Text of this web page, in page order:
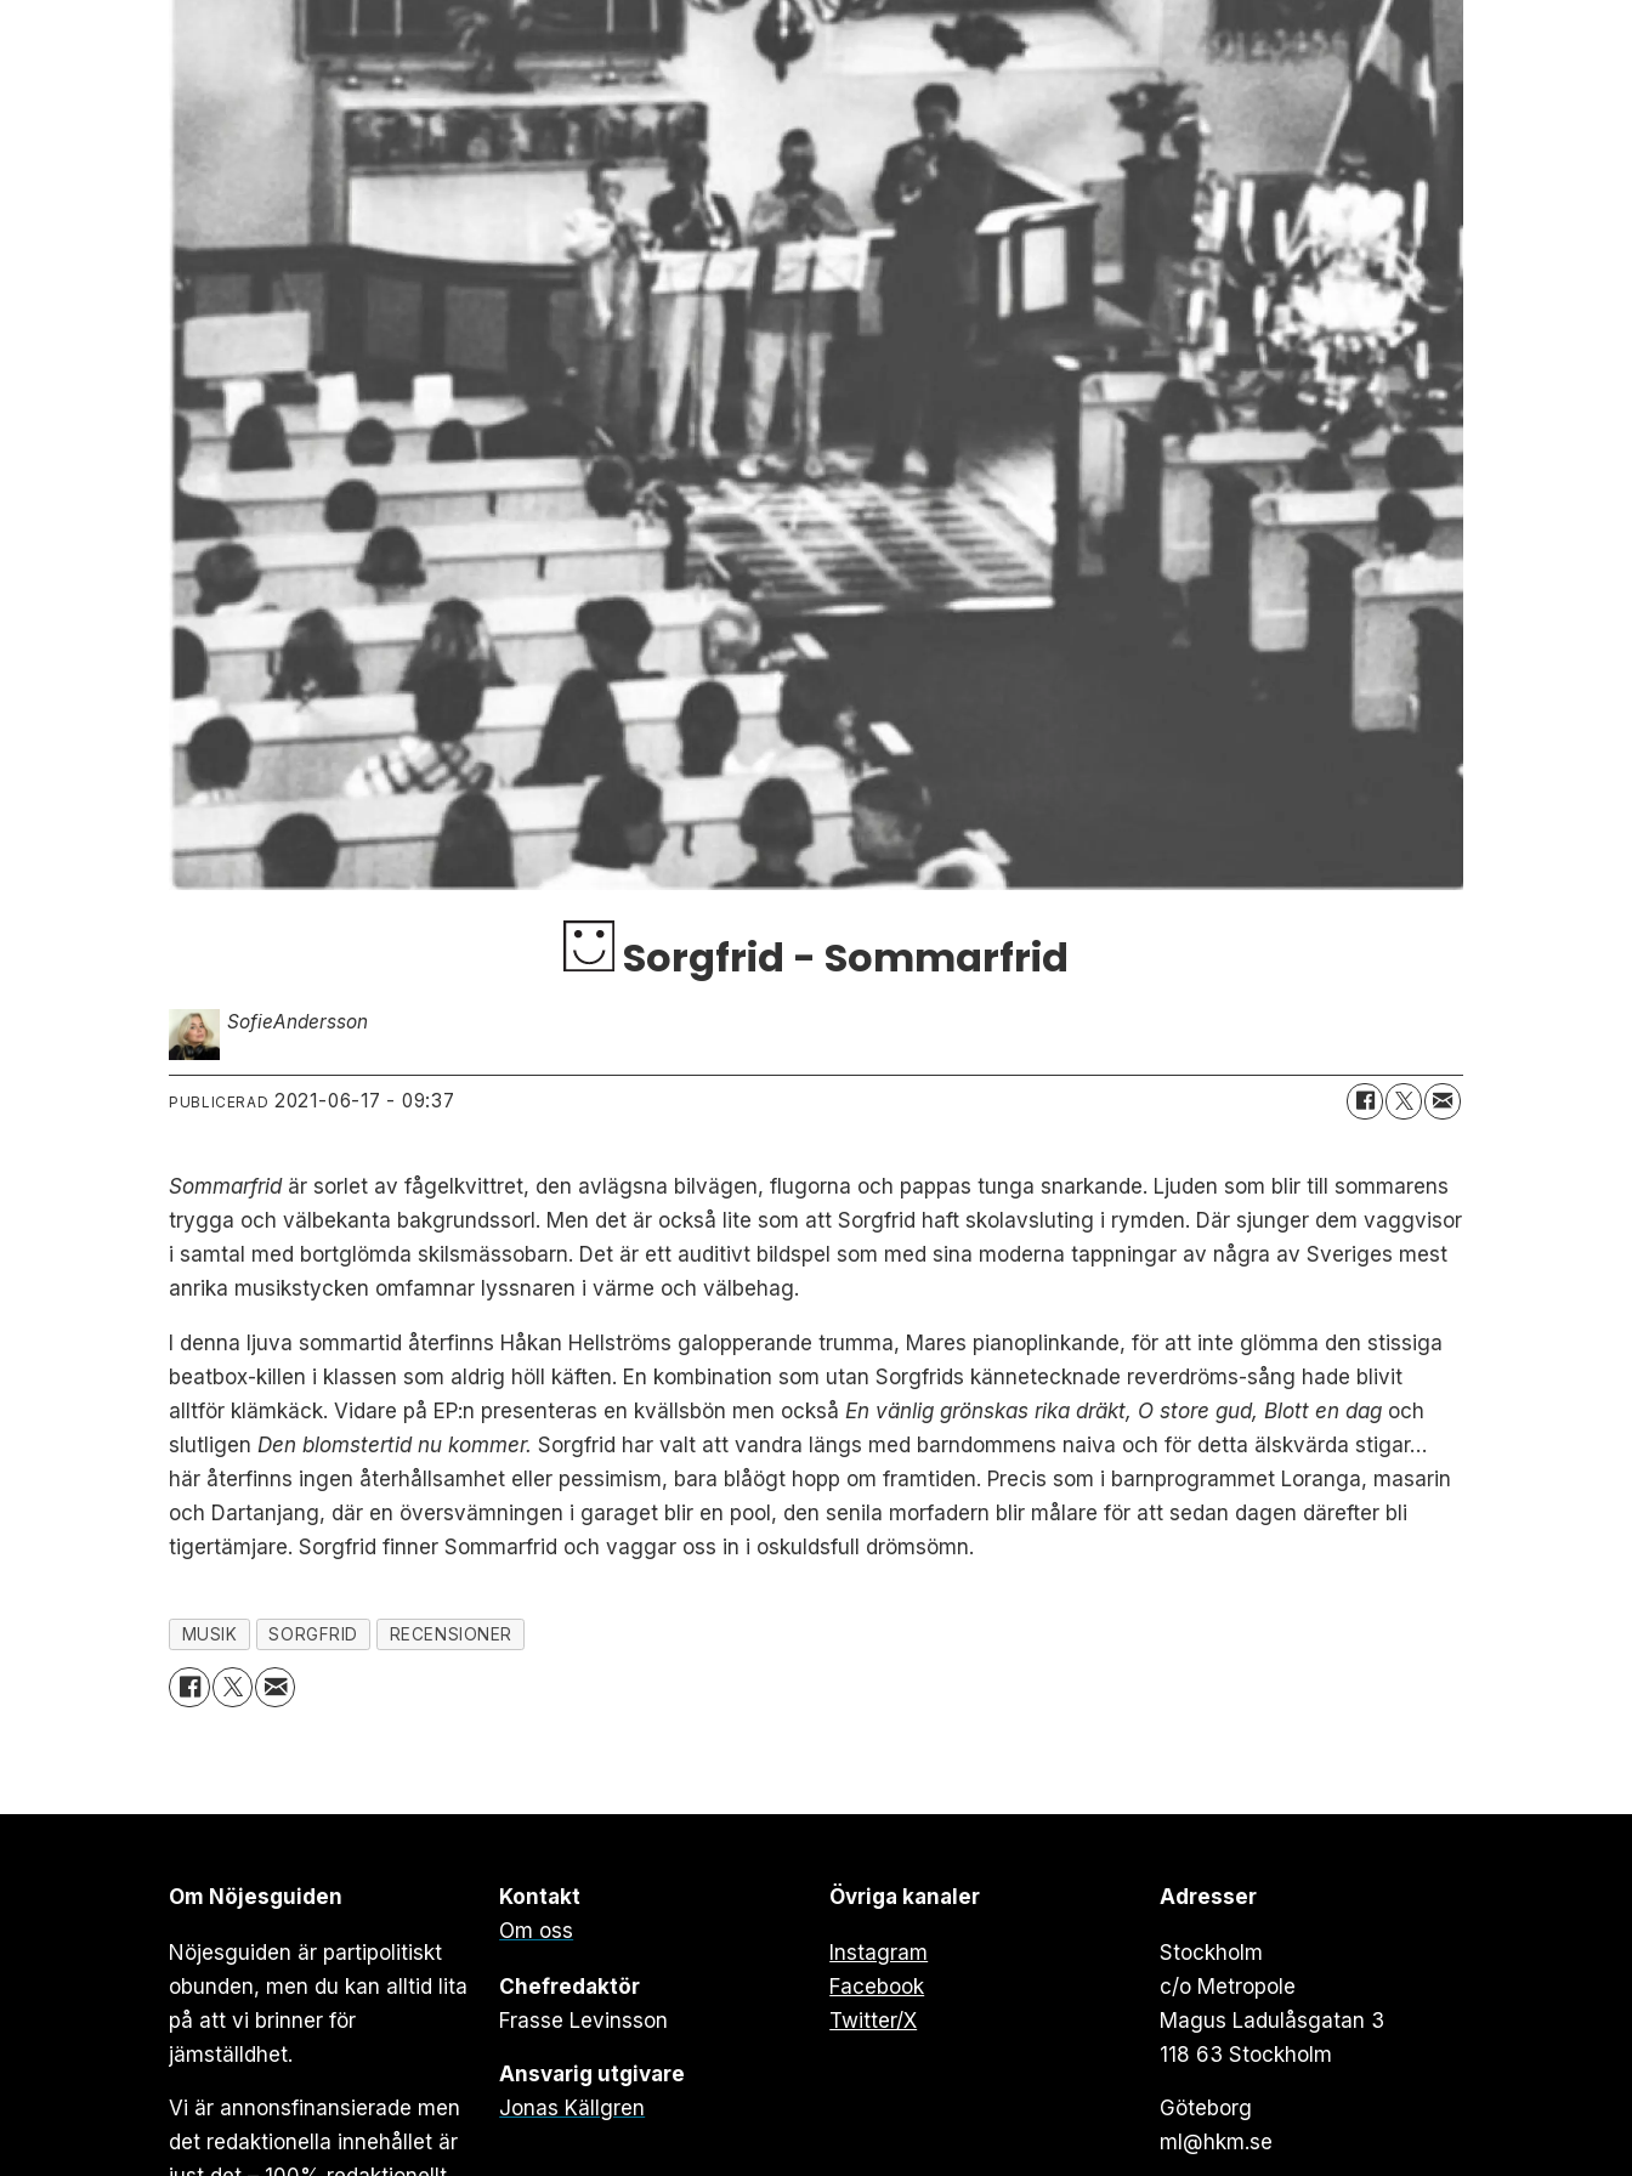
Sorgfrid - Sommarfrid
SofieAndersson
PUBLICERAD 2021-06-17 - 09:37
Sommarfridär sorlet av fågelkvittret, den avlägsna bilvägen, flugorna och pappas tunga snarkande. Ljuden som blir till sommarens
trygga och välbekanta bakgrundssorl. Men det är också lite som att Sorgfrid haft skolavsluting i rymden. Där sjunger dem vaggvisor
i samtal med bortglömda skilsmässobarn. Det är ett auditivt bildspel som med sina moderna tappningar av några av Sveriges mest
anrika musikstycken omfamnar lyssnaren i värme och välbehag.
I denna ljuva sommartid återfinns Håkan Hellströms galopperande trumma, Mares pianoplinkande, för att inte glömma den stissiga
beatbox-killen i klassen som aldrig höll käften. En kombination som utan Sorgfrids kännetecknade reverdröms-sång hade blivit
alltför klämkäck. Vidare på EP:n presenteras en kvällsbön men också En vänlig grönskas rika dräkt, O store gud, Blott en dag och
slutligen Den blomstertid nu kommer. Sorgfrid har valt att vandra längs med barndommens naiva och för detta älskvärda stigar…
här återfinns ingen återhållsamhet eller pessimism, bara blåögt hopp om framtiden. Precis som i barnprogrammet Loranga, masarin
och Dartanjang, där en översvämningen i garaget blir en pool, den senila morfadern blir målare för att sedan dagen därefter bli
tigertämjare. Sorgfrid finner Sommarfrid och vaggar oss in i oskuldsfull drömsömn.
MUSIK SORGFRID RECENSIONER
Om Nöjesguiden
Nöjesguiden är partipolitiskt
obunden, men du kan alltid lita
på att vi brinner för
jämställdhet.
Vi är annonsfinansierade men
det redaktionella innehållet är
Kontakt
Om oss
Chefredaktör
Frasse Levinsson
Ansvarig utgivare
Jonas Källgren
Övriga kanaler
Instagram
Facebook
Twitter/X
Adresser
Stockholm
c/o Metropole
Magus Ladulåsgatan 3
118 63 Stockholm
Göteborg
ml@hkm.se